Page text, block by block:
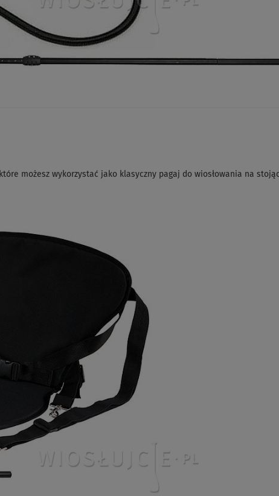
które możesz wykorzystać jako klasyczny pagaj do wiosłowania na